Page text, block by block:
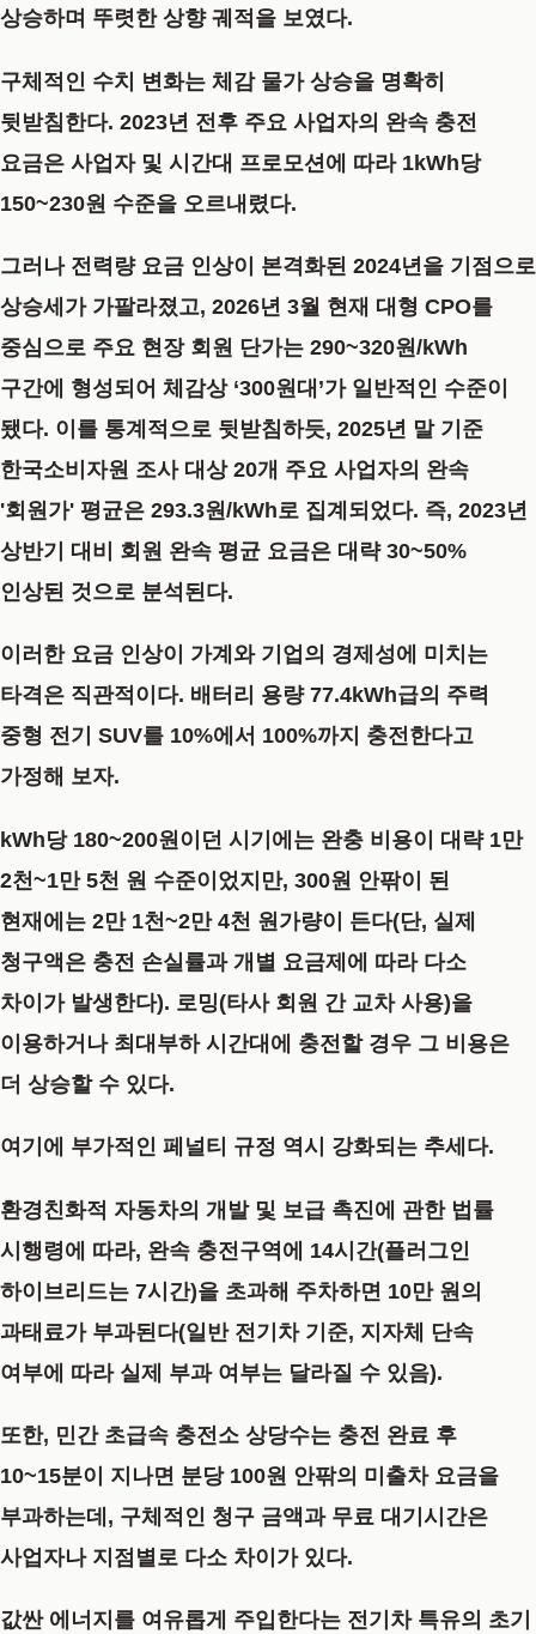
상승하며 뚜렷한 상향 궤적을 보였다.
구체적인 수치 변화는 체감 물가 상승을 명확히
뒷받침한다. 2023년 전후 주요 사업자의 완속 충전
요금은 사업자 및 시간대 프로모션에 따라 1kWh당
150~230원 수준을 오르내렸다.
그러나 전력량 요금 인상이 본격화된 2024년을 기점으로
상승세가 가팔라졌고, 2026년 3월 현재 대형 CPO를
중심으로 주요 현장 회원 단가는 290~320원/kWh
구간에 형성되어 체감상 ‘300원대’가 일반적인 수준이
됐다. 이를 통계적으로 뒷받침하듯, 2025년 말 기준
한국소비자원 조사 대상 20개 주요 사업자의 완속
'회원가' 평균은 293.3원/kWh로 집계되었다. 즉, 2023년
상반기 대비 회원 완속 평균 요금은 대략 30~50%
인상된 것으로 분석된다.
이러한 요금 인상이 가계와 기업의 경제성에 미치는
타격은 직관적이다. 배터리 용량 77.4kWh급의 주력
중형 전기 SUV를 10%에서 100%까지 충전한다고
가정해 보자.
kWh당 180~200원이던 시기에는 완충 비용이 대략 1만
2천~1만 5천 원 수준이었지만, 300원 안팎이 된
현재에는 2만 1천~2만 4천 원가량이 든다(단, 실제
청구액은 충전 손실률과 개별 요금제에 따라 다소
차이가 발생한다). 로밍(타사 회원 간 교차 사용)을
이용하거나 최대부하 시간대에 충전할 경우 그 비용은
더 상승할 수 있다.
여기에 부가적인 페널티 규정 역시 강화되는 추세다.
환경친화적 자동차의 개발 및 보급 촉진에 관한 법률
시행령에 따라, 완속 충전구역에 14시간(플러그인
하이브리드는 7시간)을 초과해 주차하면 10만 원의
과태료가 부과된다(일반 전기차 기준, 지자체 단속
여부에 따라 실제 부과 여부는 달라질 수 있음).
또한, 민간 초급속 충전소 상당수는 충전 완료 후
10~15분이 지나면 분당 100원 안팎의 미출차 요금을
부과하는데, 구체적인 청구 금액과 무료 대기시간은
사업자나 지점별로 다소 차이가 있다.
값싼 에너지를 여유롭게 주입한다는 전기차 특유의 초기